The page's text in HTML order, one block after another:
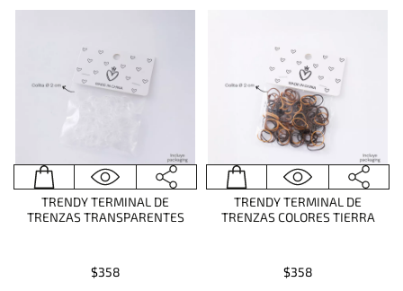
TRENDY TERMINAL DE
TRENZAS TRANSPARENTES
$358
TRENDY TERMINAL DE
TRENZAS COLORES TIERRA
$358